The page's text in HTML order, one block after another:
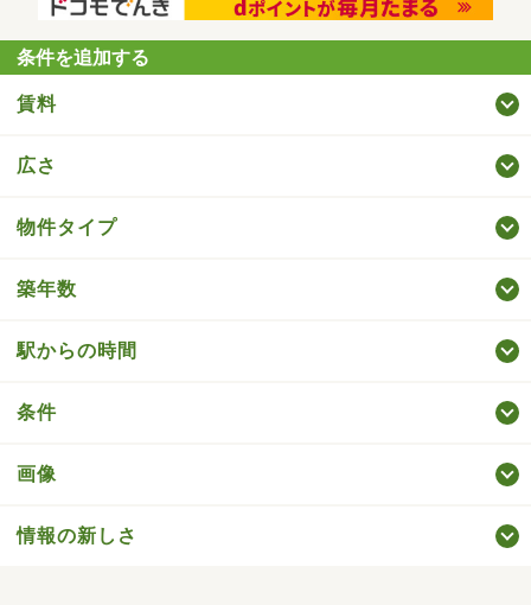
条件を追加する
賃料
広さ
物件タイプ
築年数
駅からの時間
条件
画像
情報の新しさ